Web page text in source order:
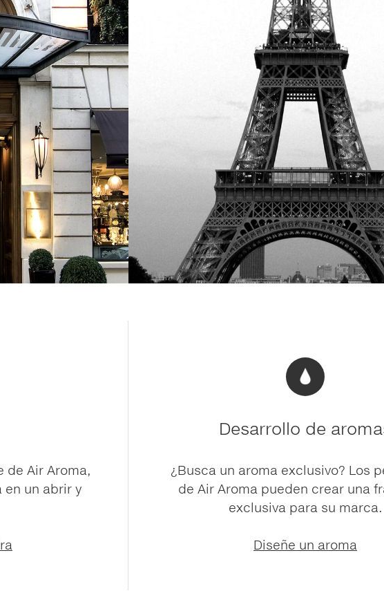
de Air Aroma,
en un abrir y
Desarrollo de
¿Busca un aroma exclusivo? Los
de Air Aroma pueden crear una
exclusiva para su marca.
Diseñe un aroma